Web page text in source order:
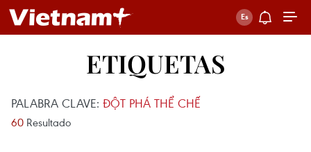
ETIQUETAS
PALABRA CLAVE: ĐỘT PHÁ THỂ CHẾ
60 Resultado